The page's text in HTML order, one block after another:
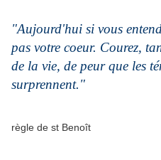
"Aujourd'hui si vous
pas votre coeur. Courez,
de la vie, de peur que les
surprennent."
règle de st Benoît